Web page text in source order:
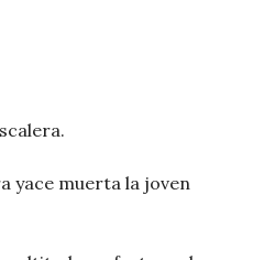
yace muerta la joven